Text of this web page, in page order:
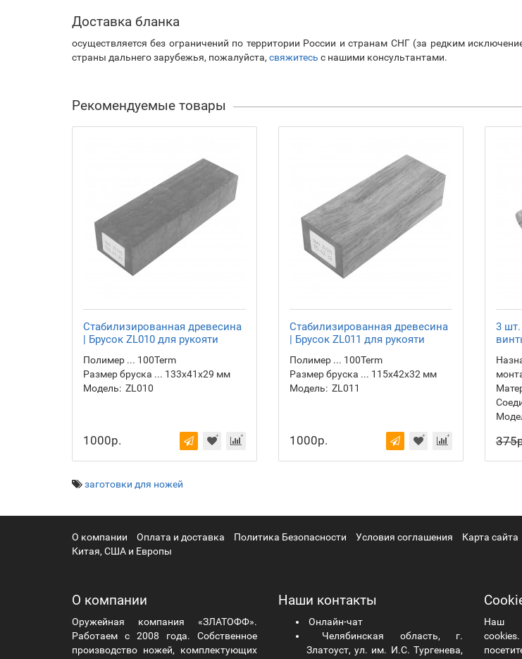
Доставка бланка
осуществляется без ограничений по территории России и странам СНГ (за редким
страны дальнего зарубежья, пожалуйста, свяжитесь с нашими консультантами.
Рекомендуемые товары
Стабилизированная древесина
| Брусок ZL010 для рукояти
Полимер ... 100Term
Размер бруска ... 133х41х29 мм
Модель: ZL010
1000р.
Стабилизированная древесина
| Брусок ZL011 для рукояти
Полимер ... 100Term
Размер бруска ... 115х42х32 мм
Модель: ZL011
1000р.
3
заготовки для ножей
О компании Оплата и доставка Политика Безопасности Условия соглашения Карта сайта
Китая, США и Европы
О компании
Оружейная компания «ЗЛАТОФФ».
Работаем с 2008 года. Собственное
производство ножей, комплектующих
Наши контакты
Онлайн-чат
Челябинская область, г.
Златоуст, ул. им. И.С. Тургенева,
Наш